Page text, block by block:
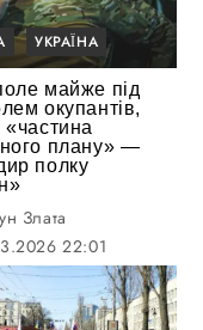
УКРАЇНА
майже під
окупантів,
плану» —
полку
Злата
22:01